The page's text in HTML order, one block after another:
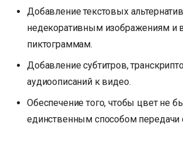
Добавление текстовых
недекоративным изображениям
пиктограммам.
Добавление субтитров,
аудиоописаний к видео.
Обеспечение того, чтобы цвет не
единственным способом передачи